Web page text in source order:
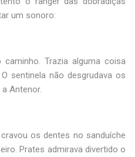
um sonoro:
Trazia alguma coisa
sentinela não desgrudava os
Antenor.
os dentes no sanduíche
Prates admirava divertido o